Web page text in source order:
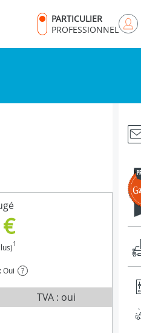
PARTICULIER
PROFESSIONNEL
1
Oui ?
TVA : oui